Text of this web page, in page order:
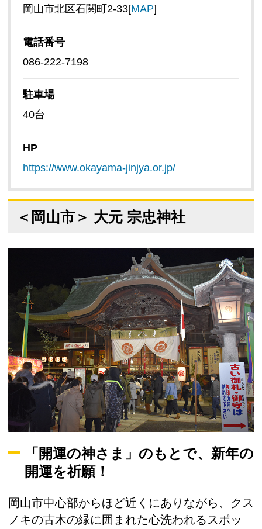
岡山市北区石関町2-33[MAP]
電話番号
086-222-7198
駐車場
40台
HP
https://www.okayama-jinjya.or.jp/
＜岡山市＞ 大元 宗忠神社
「開運の神さま」のもとで、新年の
開運を祈願！
岡山市中心部からほど近くにありながら、クス
ノキの古木の緑に囲まれた心洗われるスポッ